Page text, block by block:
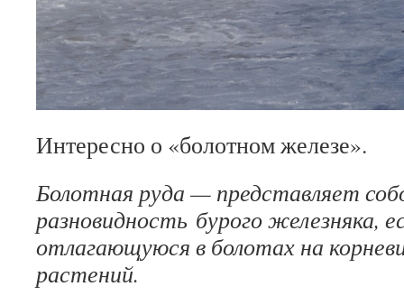
Интересно о «болотном железе».
Болотная руда — представляет
разновидность бурого железняка,
отлагающуюся в болотах на
растений.